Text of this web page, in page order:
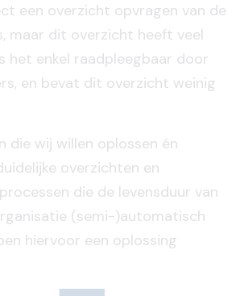
een overzicht opvragen van de
maar dit overzicht heeft veel
het enkel raadpleegbaar door
en bevat dit overzicht weinig
die wij willen oplossen én
overzichten en
die de levensduur van
(semi-)automatisch
hiervoor een oplossing